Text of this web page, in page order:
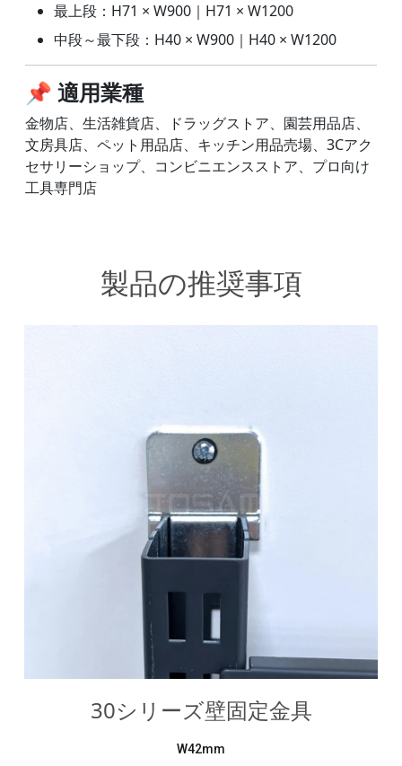
最上段：H71 × W900｜H71 × W1200
中段～最下段：H40 × W900｜H40 × W1200
📌 適用業種
金物店、生活雑貨店、ドラッグストア、園芸用品店、
文房具店、ペット用品店、キッチン用品売場、3Cアク
セサリーショップ、コンビニエンスストア、プロ向け
工具専門店
製品の推奨事項
﻿30シリーズ壁固定金具
W42mm